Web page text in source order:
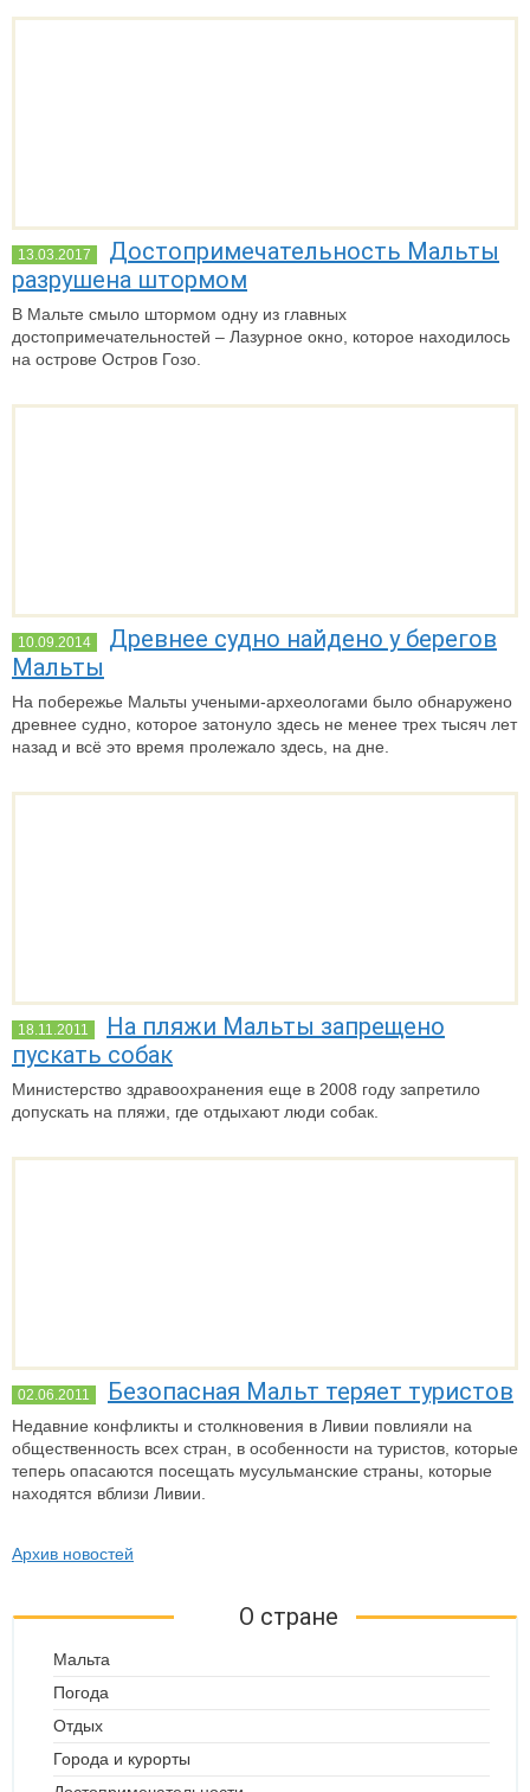
13.03.2017
Достопримечательность Мальты
разрушена штормом
В Мальте смыло штормом одну из главных
достопримечательностей – Лазурное окно, которое находилось
на острове Остров Гозо.
10.09.2014
Древнее судно найдено у берегов
Мальты
На побережье Мальты учеными-археологами было обнаружено
древнее судно, которое затонуло здесь не менее трех тысяч лет
назад и всё это время пролежало здесь, на дне.
18.11.2011
На пляжи Мальты запрещено
пускать собак
Министерство здравоохранения еще в 2008 году запретило
допускать на пляжи, где отдыхают люди собак.
02.06.2011 Безопасная Мальт теряет туристов
Недавние конфликты и столкновения в Ливии повлияли на
общественность всех стран, в особенности на туристов, которые
теперь опасаются посещать мусульманские страны, которые
находятся вблизи Ливии.
Архив новостей
О стране
Мальта
Погода
Отдых
Города и курорты